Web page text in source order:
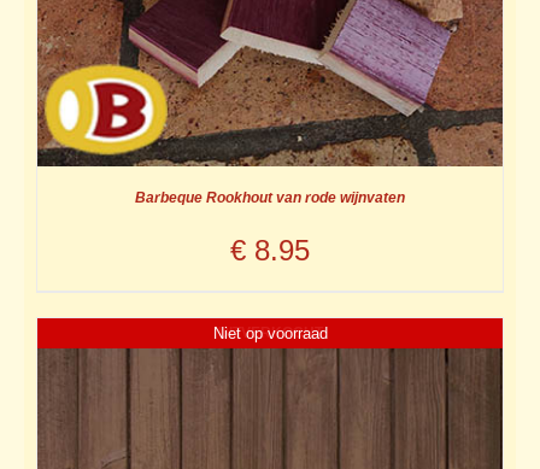
Barbeque Rookhout van rode wijnvaten
€ 8.95
Niet op voorraad
UITVERKOCHT